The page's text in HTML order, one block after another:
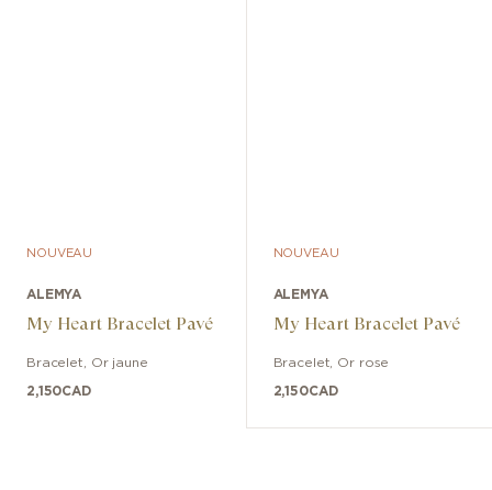
NOUVEAU
ALEMYA
My Heart Bracelet Pavé
Bracelet Or jaune
2,150CAD
NOUVEAU
ALEMYA
My Heart Bracelet Pavé
Bracelet Or rose
2,150CAD